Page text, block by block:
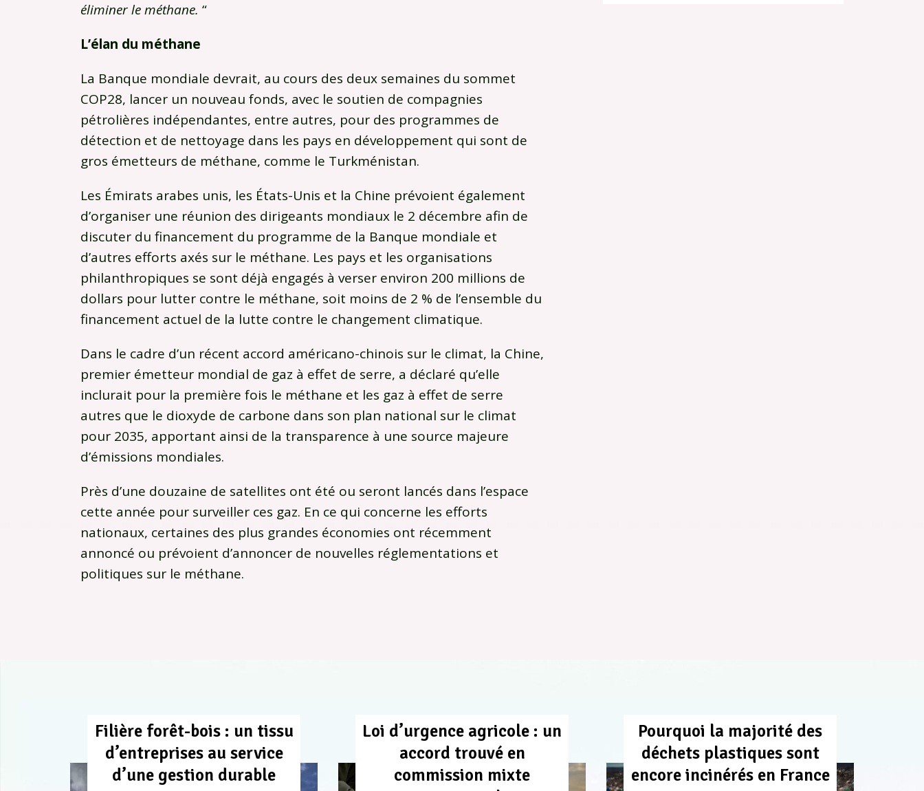
éliminer le méthane. “
L’élan du méthane
La Banque mondiale devrait, au cours des deux semaines du sommet
COP28, lancer un nouveau fonds, avec le soutien de compagnies
pétrolières indépendantes, entre autres, pour des programmes de
détection et de nettoyage dans les pays en développement qui sont de
gros émetteurs de méthane, comme le Turkménistan.
Les Émirats arabes unis, les États-Unis et la Chine prévoient également
d’organiser une réunion des dirigeants mondiaux le 2 décembre afin de
discuter du financement du programme de la Banque mondiale et
d’autres efforts axés sur le méthane. Les pays et les organisations
philanthropiques se sont déjà engagés à verser environ 200 millions de
dollars pour lutter contre le méthane, soit moins de 2 % de l’ensemble du
financement actuel de la lutte contre le changement climatique.
Dans le cadre d’un récent accord américano-chinois sur le climat, la Chine,
premier émetteur mondial de gaz à effet de serre, a déclaré qu’elle
inclurait pour la première fois le méthane et les gaz à effet de serre
autres que le dioxyde de carbone dans son plan national sur le climat
pour 2035, apportant ainsi de la transparence à une source majeure
d’émissions mondiales.
Près d’une douzaine de satellites ont été ou seront lancés dans l’espace
cette année pour surveiller ces gaz. En ce qui concerne les efforts
nationaux, certaines des plus grandes économies ont récemment
annoncé ou prévoient d’annoncer de nouvelles réglementations et
politiques sur le méthane.
Filière forêt-bois : un tissu
d’entreprises au service
d’une gestion durable
Loi d’urgence agricole : un
accord trouvé en
commission mixte
Pourquoi la majorité des
déchets plastiques sont
encore incinérés en France